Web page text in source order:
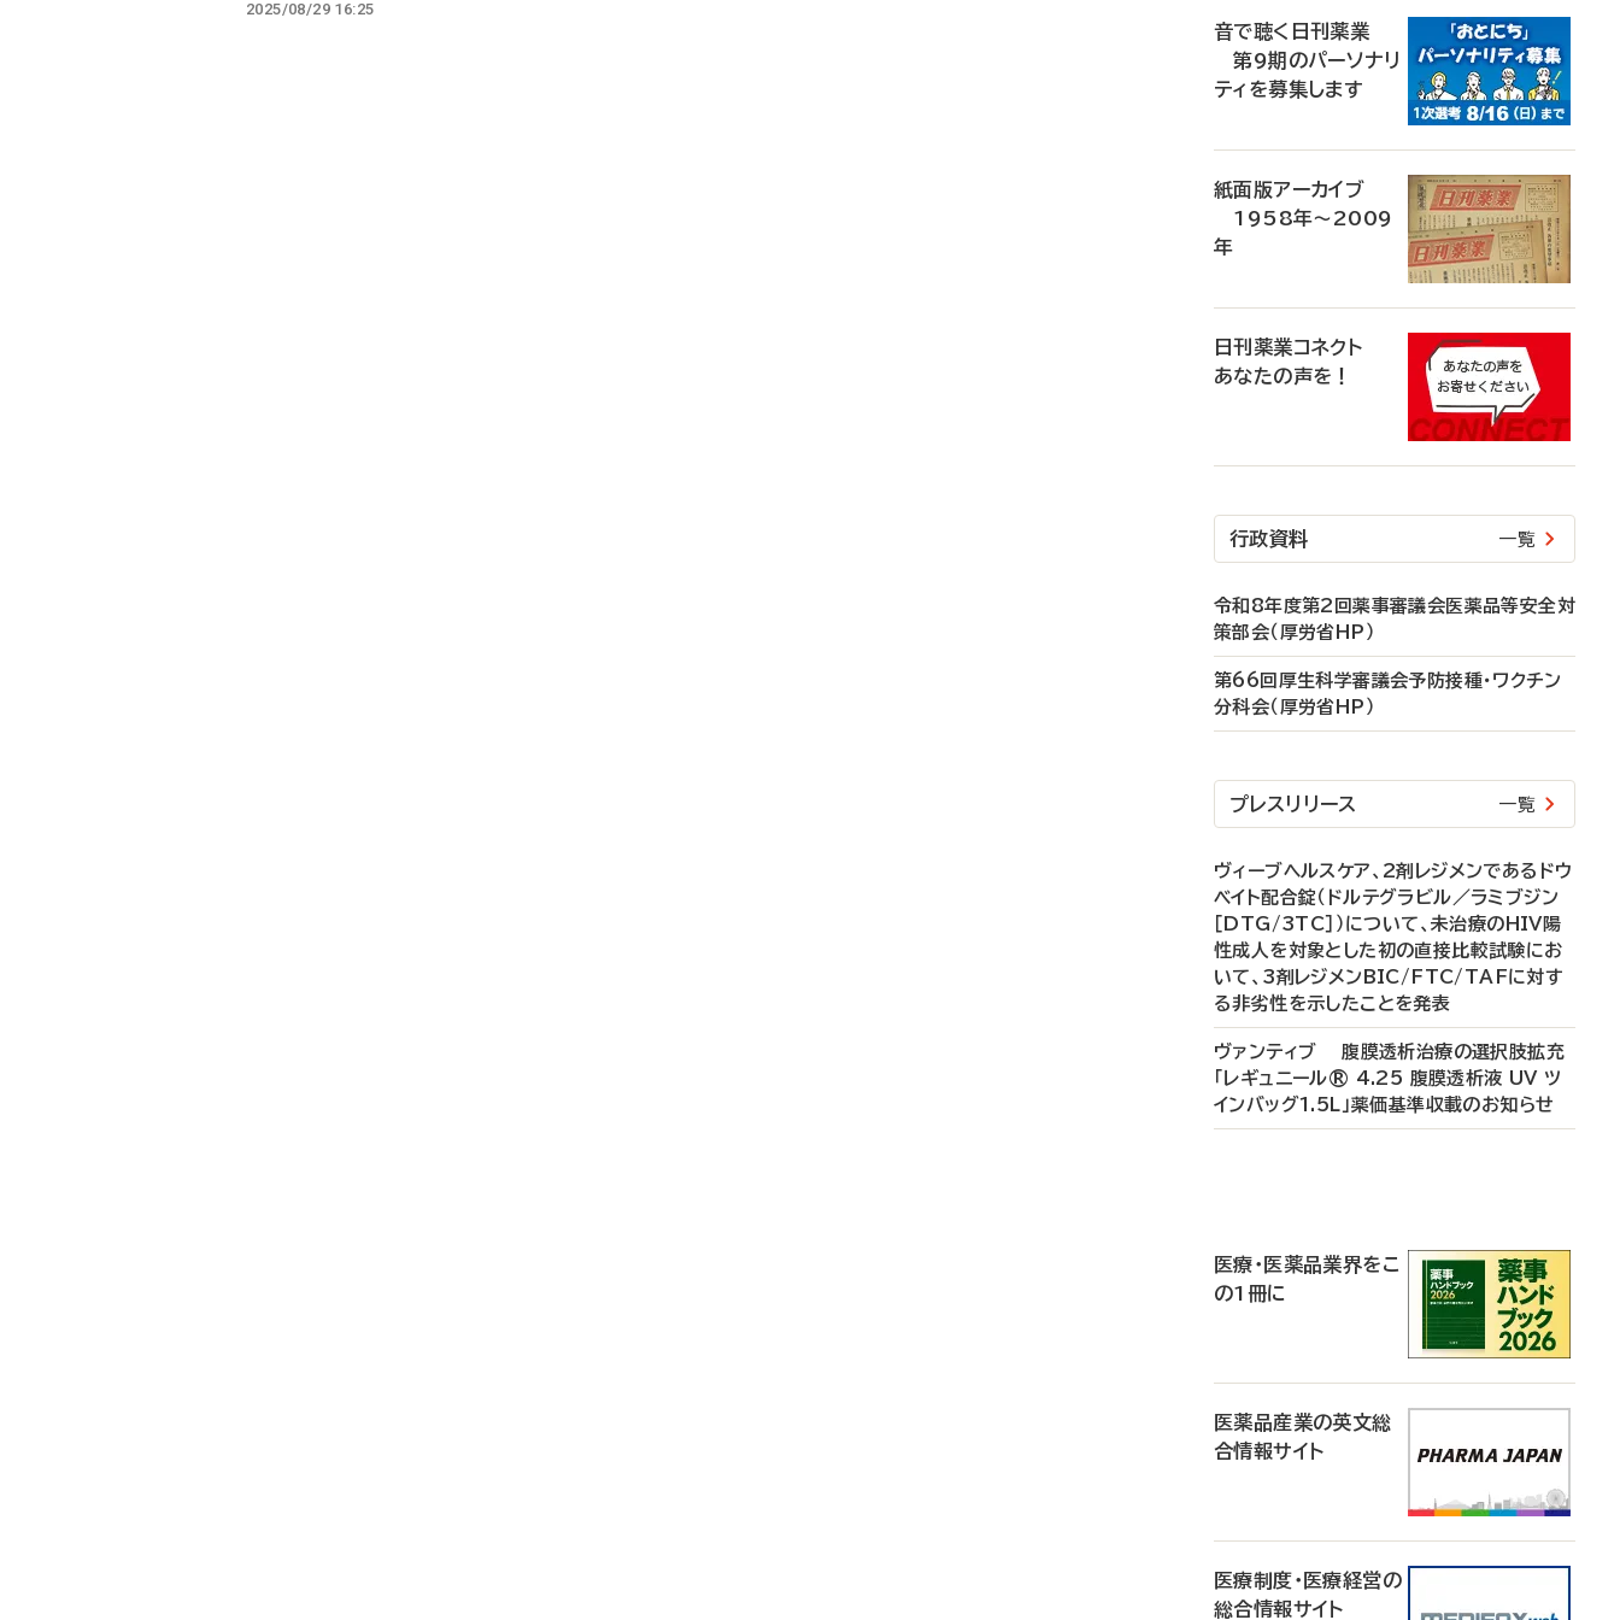
2025/08/29 16:25
音で聴く日刊薬業
第9期のパーソナリ
ティを募集します
紙面版アーカイブ
1958年～2009
年
日刊薬業コネクト
あなたの声を！
行政資料 一覧
令和8年度第2回薬事審議会医薬品等安全対
策部会（厚労省HP）
第66回厚生科学審議会予防接種・ワクチン
分科会（厚労省HP）
プレスリリース 一覧
ヴィーブヘルスケア、2剤レジメンであるドウ
ベイト配合錠（ドルテグラビル／ラミブジン
［DTG/3TC］）について、未治療のHIV陽
性成人を対象とした初の直接比較試験にお
いて、3剤レジメンBIC/FTC/TAFに対す
る非劣性を示したことを発表
ヴァンティブ 腹膜透析治療の選択肢拡充
「レギュニール® 4.25 腹膜透析液 UV ツ
インバッグ1.5L」薬価基準収載のお知らせ
医療・医薬品業界をこ
の1冊に
医薬品産業の英文総
合情報サイト
医療制度・医療経営の
総合情報サイト